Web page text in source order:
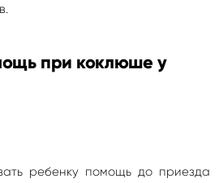
при коклюше у
ребенку помощь до приезда